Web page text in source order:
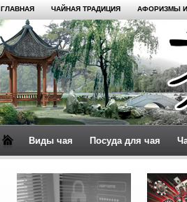
ГЛАВНАЯ ЧАЙНАЯ ТРАДИЦИЯ АФОРИЗМЫ
Виды чая Посуда для чая